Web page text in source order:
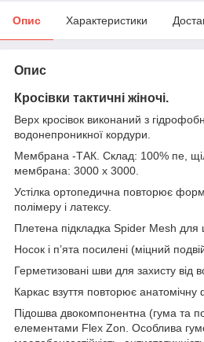
Опис Характеристики
Опис
Кросівки тактичні жіночі.
Верх кросівок виконаний з
водонепроникної кордури.
Мембрана -ТАК. Склад: 100% пе,
мембрана: 3000 х 3000.
Устілка ортопедична повторює
полімеру і латексу.
Плетена підкладка Spider Mesh для
Носок і п’ята посилені (міцний
Герметизовані шви для захисту від
Каркас взуття повторює анатомічну
Підошва двокомпонентна (гума та
елементами Flex Zon. Особлива